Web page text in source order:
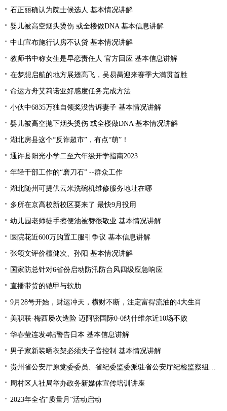
石正丽确认为院士候选人 基本情况讲解
婴儿被高空烟头烫伤 或全楼做DNA 基本信息讲解
中山宣布施行认房不认贷 基本情况讲解
教师书中称女生是早恋责任人 官方回应 基本信息讲解
在梦想启航的地方展翅高飞，吴易昺迎来赛季大满贯首胜
命运方舟艾莉诺亚好感度任务完成方法
小伙中6835万独自领奖没告诉妻子 基本情况讲解
婴儿被高空抛下烟头烫伤 或全楼做DNA 基本情况讲解
湖北房县这个“反诈超市”，有点“萌”！
通许县阳光小学二至六年级开学指南2023
年轻干部工作的“磨刀石” --群众工作
湖北随州可提供云米洗碗机维修服务地址在哪
多所在京高校新校区要来了 最快9月投用
幼儿园老师徒手擦便池被赞很敬业 基本情况讲解
医院花近600万购置工服引争议 基本信息讲解
张颂文评价檀健次、孙阳 基本情况讲解
国家防总针对6省份启动防汛防台风四级应急响应
直播带货的铠甲与软肋
9月28号开始，财运冲天，横财不断，注定富得流油的4大生肖
美职联-梅西屡次造险 迈阿密国际0-0纳什维尔近10场不败
华春莹连发4帖警告日本 基本信息讲解
男子家新装晒衣架必须夹子音控制 基本情况讲解
贵州省公安厅原党委委员、省纪委监委派驻省公安厅纪检监察组原组长陈罡接受纪律审查和监察调查
周村区人社局举办政务新媒体宣传培训讲座
2023年全省“质量月”活动启动